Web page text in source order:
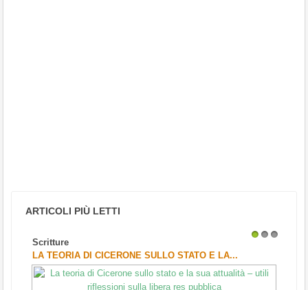
ARTICOLI PIÙ LETTI
Scritture
LA TEORIA DI CICERONE SULLO STATO E LA...